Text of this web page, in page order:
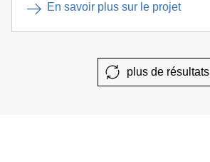
En savoir plus sur le projet
plus de résultats